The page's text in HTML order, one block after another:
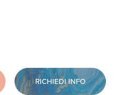
RICHIEDI INFO